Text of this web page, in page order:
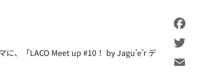
、「LACO Meet up #10！ by Jagu’e’r デ
Facebook
Twitter